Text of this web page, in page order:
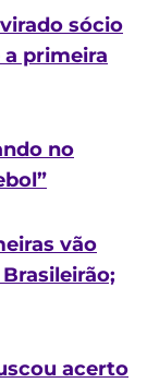
sócio
a primeira
no
vão
acerto